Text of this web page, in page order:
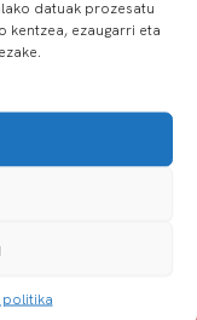
datuak prozesatu
kentzea, ezaugarri eta
politika